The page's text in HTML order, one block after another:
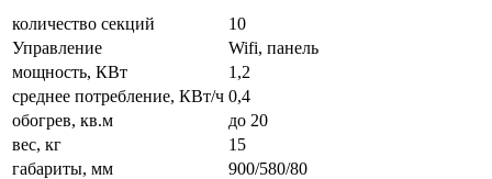
количество секций
10
Управление
Wifi, панель
мощность, КВт
1,2
среднее потребление, КВт/ч 0,4
обогрев, кв.м
до 20
вес, кг
15
габариты, мм
900/580/80